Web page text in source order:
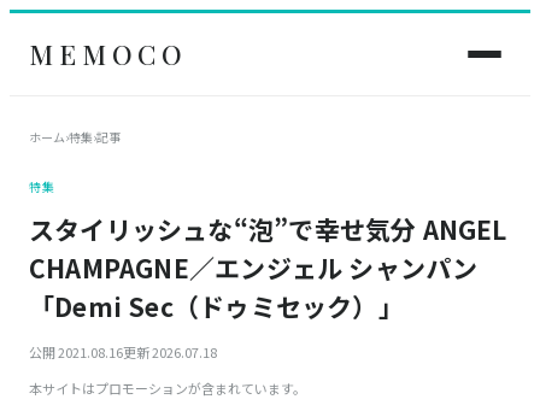
MEMOCO
ホーム›特集›記事
特集
スタイリッシュな“泡”で幸せ気分 ANGEL
CHAMPAGNE／エンジェル シャンパン
「Demi Sec（ドゥミセック）」
公開 2021.08.16更新 2026.07.18
本サイトはプロモーションが含まれています。